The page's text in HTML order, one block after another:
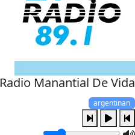
Radio Manantial De Vida
argentinan